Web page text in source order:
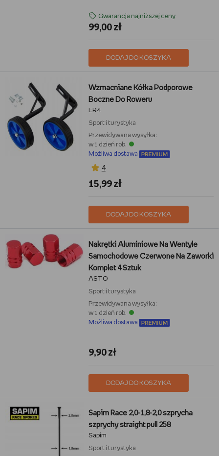
Gwarancja najniższej ceny
99,00 zł
DODAJ DO KOSZYKA
Wzmacniane Kółka Podporowe
Boczne Do Roweru
ER4
Sport i turystyka
Przewidywana wysyłka:
w 1 dzień rob.
Możliwa dostawa
4
15,99 zł
DODAJ DO KOSZYKA
Nakrętki Aluminiowe Na Wentyle
Samochodowe Czerwone Na Zaworki
Komplet 4 Sztuk
ASTO
Sport i turystyka
Przewidywana wysyłka:
w 1 dzień rob.
Możliwa dostawa
9,90 zł
DODAJ DO KOSZYKA
Sapim Race 2,0-1,8-2,0 szprycha
szprychy straight pull 258
Sapim
Sport i turystyka